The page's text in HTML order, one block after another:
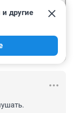
другие